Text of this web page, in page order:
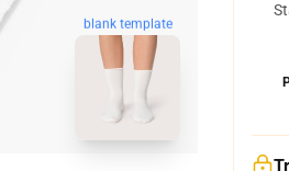
blank template